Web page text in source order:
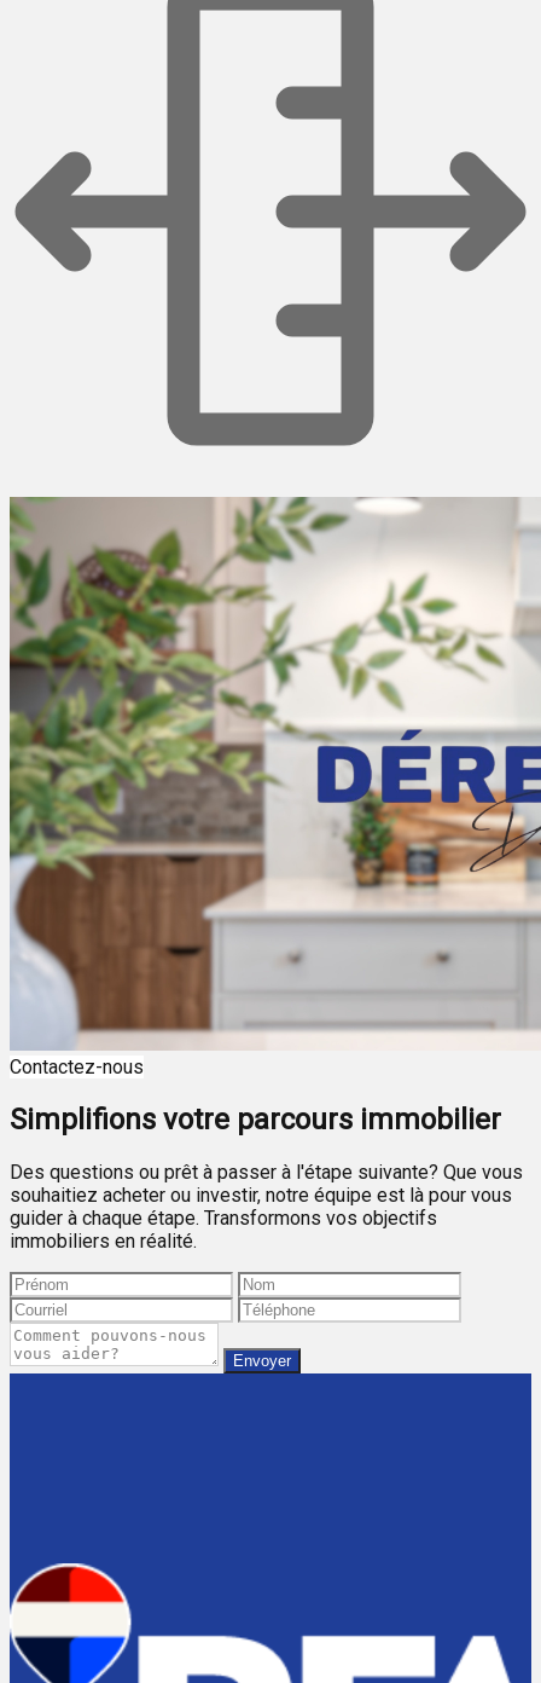
Contactez-nous
Simplifions votre parcours immobilier
Des questions ou prêt à passer à l'étape suivante? Que vous
souhaitiez acheter ou investir, notre équipe est là pour vous
guider à chaque étape. Transformons vos objectifs
immobiliers en réalité.
Envoyer